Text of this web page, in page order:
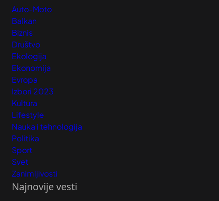
Auto-Moto
Balkan
Biznis
Društvo
Ekologija
Ekonomija
Evropa
Izbori 2023
Kultura
Lifestyle
Nauka i tehnologija
Politika
Sport
Svet
Zanimljivosti
Najnovije vesti